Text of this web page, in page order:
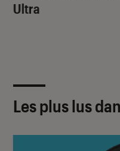
Ultra
Les plus lus